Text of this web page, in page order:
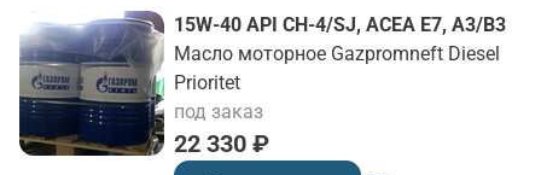
15W-40 API CH-4/SJ, ACEA E7, A3/B3
Масло моторное Gazpromneft Diesel
Prioritet
22 330 ₽
под заказ